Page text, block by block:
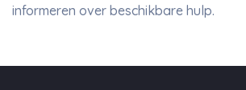
informeren over beschikbare hulp.